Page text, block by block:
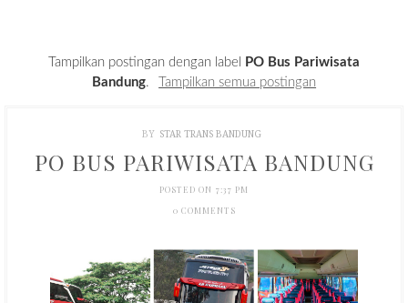
Tampilkan postingan dengan label
PO Bus Pariwisata
Bandung. Tampilkan semua postingan
BY STAR TRANS BANDUNG
PO BUS PARIWISATA BANDUNG
POSTED ON 7:37 PM
0 COMMENTS